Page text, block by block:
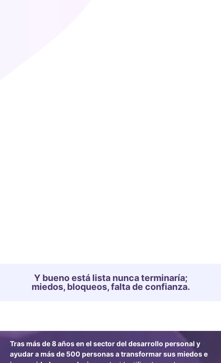
Y bueno está lista nunca terminaría;
miedos, bloqueos, falta de confianza.
Tras más de 8 años en el sector del desarrollo personal y
ayudar a más de 500 personas a transformar sus miedos e